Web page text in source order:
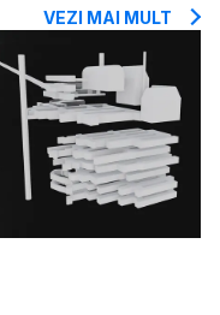
VEZI MAI MULT